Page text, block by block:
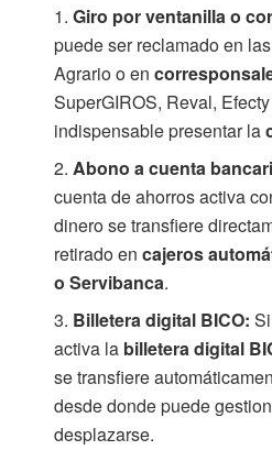
Giro por ventanilla o
puede ser reclamado en
Agrario o en
SuperGIROS, Reval,
indispensable presentar la
Abono a cuenta
cuenta de ahorros activa
dinero se transfiere
retirado encajeros
o Servibanca.
Billetera digital BICO:
activa la billetera digital
se transfiere
desde donde puede
desplazarse.